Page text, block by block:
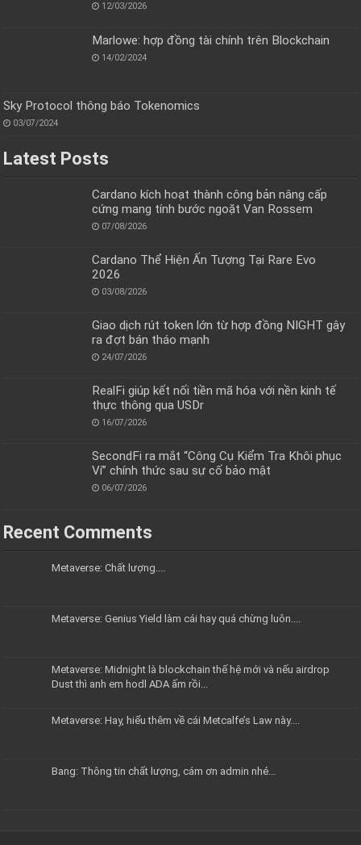
12/03/2026
Marlowe: hợp đồng tài chính trên Blockchain
14/02/2024
Sky Protocol thông báo Tokenomics
03/07/2024
Latest Posts
Cardano kích hoạt thành công bản nâng cấp
cứng mang tính bước ngoặt Van Rossem
07/08/2026
Cardano Thể Hiện Ấn Tượng Tại Rare Evo
2026
03/08/2026
Giao dịch rút token lớn từ hợp đồng NIGHT gây
ra đợt bán tháo mạnh
24/07/2026
RealFi giúp kết nối tiền mã hóa với nền kinh tế
thực thông qua USDr
16/07/2026
SecondFi ra mắt “Công Cụ Kiểm Tra Khôi phục
Ví” chính thức sau sự cố bảo mật
06/07/2026
Recent Comments
Metaverse: Chất lượng....
Metaverse: Genius Yield làm cái hay quá chừng luôn....
Metaverse: Midnight là blockchain thế hệ mới và nếu airdrop
Dust thì anh em hodl ADA ấm rồi...
Metaverse: Hay, hiểu thêm về cái Metcalfe’s Law này....
Bang: Thông tin chất lượng, cám ơn admin nhé...